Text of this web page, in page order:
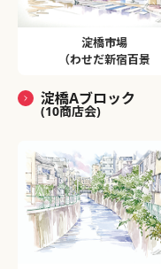
淀橋市場
（わせだ新宿百景
淀橋Aブロック
(10商店会)